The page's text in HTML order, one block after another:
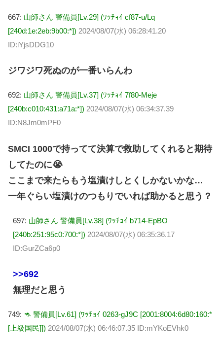
667: 山師さん 警備員[Lv.29] (ﾜｯﾁｮｲ cf87-u/Lq
[240d:1e:2eb:9b00:*]) 2024/08/07(水) 06:28:41.20
ID:iYjsDDG10
ジワジワ死ぬのが一番いらんわ
692: 山師さん 警備員[Lv.37] (ﾜｯﾁｮｲ 7f80-Meje
[240b:c010:431:a71a:*]) 2024/08/07(水) 06:34:37.39
ID:N8Jm0mPF0
SMCI 1000で持ってて決算で救助してくれると期待
してたのに😭
ここまで来たらもう塩漬けしとくしかないかな…
一年ぐらい塩漬けのつもりでいれば助かると思う？
697: 山師さん 警備員[Lv.38] (ﾜｯﾁｮｲ b714-EpBO
[240b:251:95c0:700:*]) 2024/08/07(水) 06:35:36.17
ID:GurZCa6p0
>>692
無理だと思う
749: 🦘 警備員[Lv.61] (ﾜｯﾁｮｲ 0263-gJ9C [2001:8004:6d80:160:*
[上級国民]]) 2024/08/07(水) 06:46:07.35 ID:mYKoEVhk0